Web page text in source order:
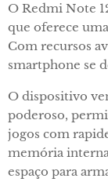
O Redmi Note
que oferece
Com recursos
smartphone se
O dispositivo
poderoso,
jogos com
memória
espaço para